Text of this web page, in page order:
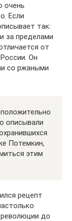
очень
Если
так:
за пределами
от
Он
со ржаными
описывали
Потемкин,
этим
рецепт
до